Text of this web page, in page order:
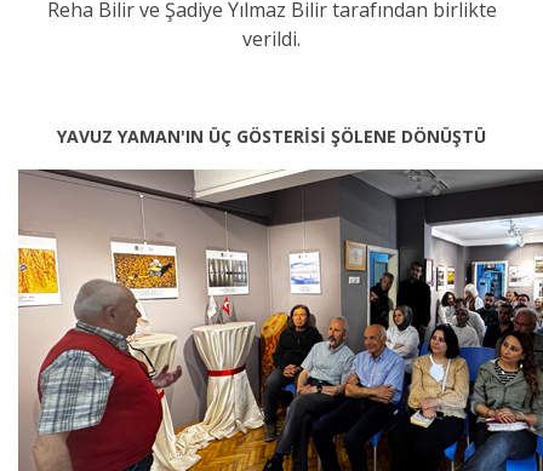
Reha Bilir ve Şadiye Yılmaz Bilir tarafından birlikte
verildi.
YAVUZ YAMAN'IN ÜÇ GÖSTERİSİ ŞÖLENE DÖNÜŞTÜ